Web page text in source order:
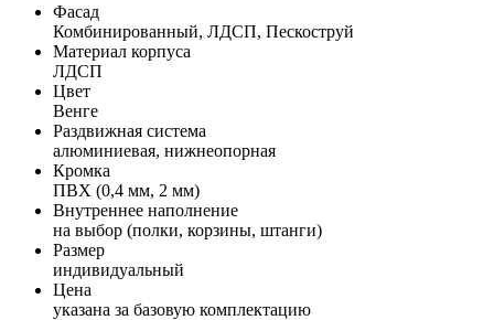
Фасад
Комбинированный, ЛДСП, Пескоструй
Материал корпуса
ЛДСП
Цвет
Венге
Раздвижная система
алюминиевая, нижнеопорная
Кромка
ПВХ (0,4 мм, 2 мм)
Внутреннее наполнение
на выбор (полки, корзины, штанги)
Размер
индивидуальный
Цена
указана за базовую комплектацию